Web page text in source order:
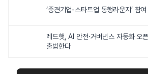
‘중견기업-스타트업 동행라운지’ 참
레드햇, AI 안전·거버넌스 자동화 오
출범한다